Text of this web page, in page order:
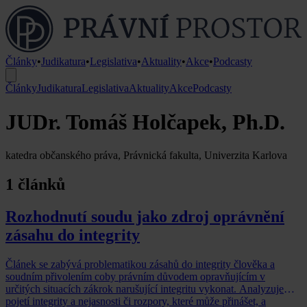
Články•Judikatura•Legislativa•Aktuality•Akce•Podcasty
ČlánkyJudikaturaLegislativaAktualityAkcePodcasty
JUDr. Tomáš Holčapek, Ph.D.
katedra občanského práva, Právnická fakulta, Univerzita Karlova
1 článků
Rozhodnutí soudu jako zdroj oprávnění
zásahu do integrity
Článek se zabývá problematikou zásahů do integrity člověka a
soudním přivolením coby právním důvodem opravňujícím v
určitých situacích zákrok narušující integritu vykonat. Analyzuje
pojetí integrity a nejasnosti či rozpory, které může přinášet, a